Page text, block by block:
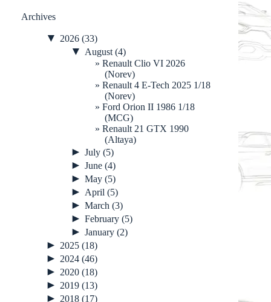
Archives
▼ 2026 (33)
▼ August (4)
Renault Clio VI 2026
(Norev)
Renault 4 E-Tech 2025 1/18
(Norev)
Ford Orion II 1986 1/18
(MCG)
Renault 21 GTX 1990
(Altaya)
► July (5)
► June (4)
► May (5)
► April (5)
► March (3)
► February (5)
► January (2)
► 2025 (18)
► 2024 (46)
► 2020 (18)
► 2019 (13)
► 2018 (17)